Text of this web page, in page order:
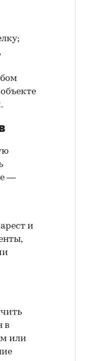
—
и
в
или